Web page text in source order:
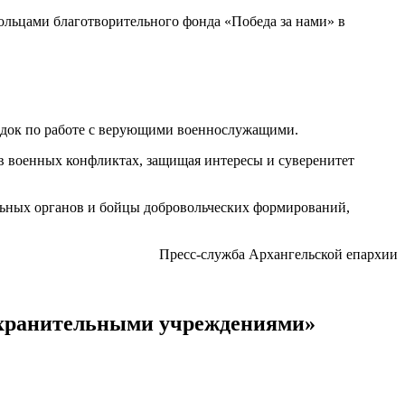
благотворительного фонда «Победа за нами» в
по работе с верующими военнослужащими.
военных конфликтах, защищая интересы и суверенитет
органов и бойцы добровольческих формирований,
Пресс-служба Архангельской епархии
учреждениями»